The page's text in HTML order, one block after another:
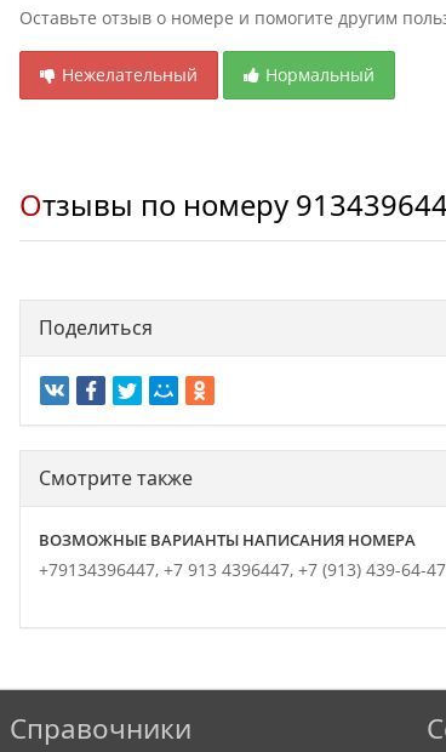
Оставьте отзыв о номере и помогите другим
Нежелательный Нормальный
Отзывы по номеру
Поделиться
Смотрите также
ВОЗМОЖНЫЕ ВАРИАНТЫ НАПИСАНИЯ НОМЕРА
+79134396447, +7 913 4396447, +7 (913) 439-64-
Справочники